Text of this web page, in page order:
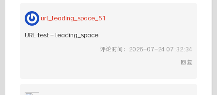
url_leading_space_51
URL test - leading_space
评论时间：2026-07-24 07:32:34
回复